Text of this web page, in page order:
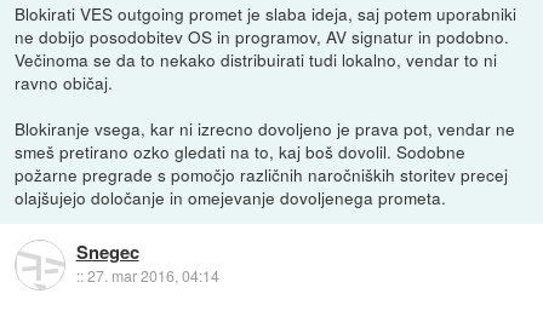
Blokirati VES outgoing promet je slaba ideja, saj potem uporabniki
ne dobijo posodobitev OS in programov, AV signatur in podobno.
Večinoma se da to nekako distribuirati tudi lokalno, vendar to ni
ravno običaj.
Blokiranje vsega, kar ni izrecno dovoljeno je prava pot, vendar ne
smeš pretirano ozko gledati na to, kaj boš dovolil. Sodobne
požarne pregrade s pomočjo različnih naročniških storitev precej
olajšujejo določanje in omejevanje dovoljenega prometa.
Snegec
::27. mar 2016, 04:14